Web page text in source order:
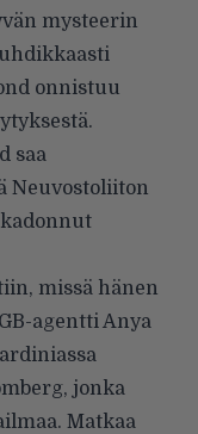
mysteerin
onnistuu
saa
Neuvostoliiton
missä hänen
agentti Anya
jonka
Matkaa